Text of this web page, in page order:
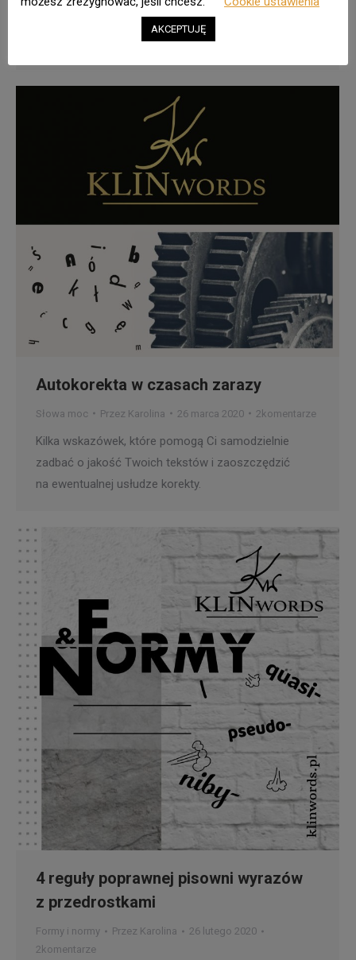
można z nich korzystać wszędzie, wystarczy
tylko mieć dostęp do sieci.
Autokorekta w czasach zarazy
Słowa moc Przez Karolina 26 marca 2020 2komentarze
Kilka wskazówek, które pomogą Ci samodzielnie
zadbać o jakość Twoich tekstów i zaoszczędzić
na ewentualnej usłudze korekty.
4 reguły poprawnej pisowni wyrazów
z przedrostkami
Formy i normy Przez Karolina
26 lutego 2020
2komentarze
AKCEPTUJĘ